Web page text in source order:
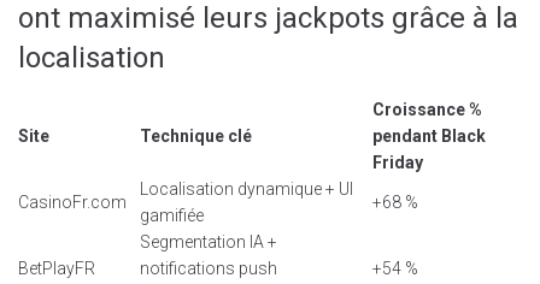
ont maximisé leurs jackpots grâce à la
localisation
Site Technique clé
Croissance %
pendant Black
Friday
CasinoFr.com
Localisation dynamique + UI
gamifiée
+68 %
BetPlayFR
Segmentation IA +
notifications push
+54 %